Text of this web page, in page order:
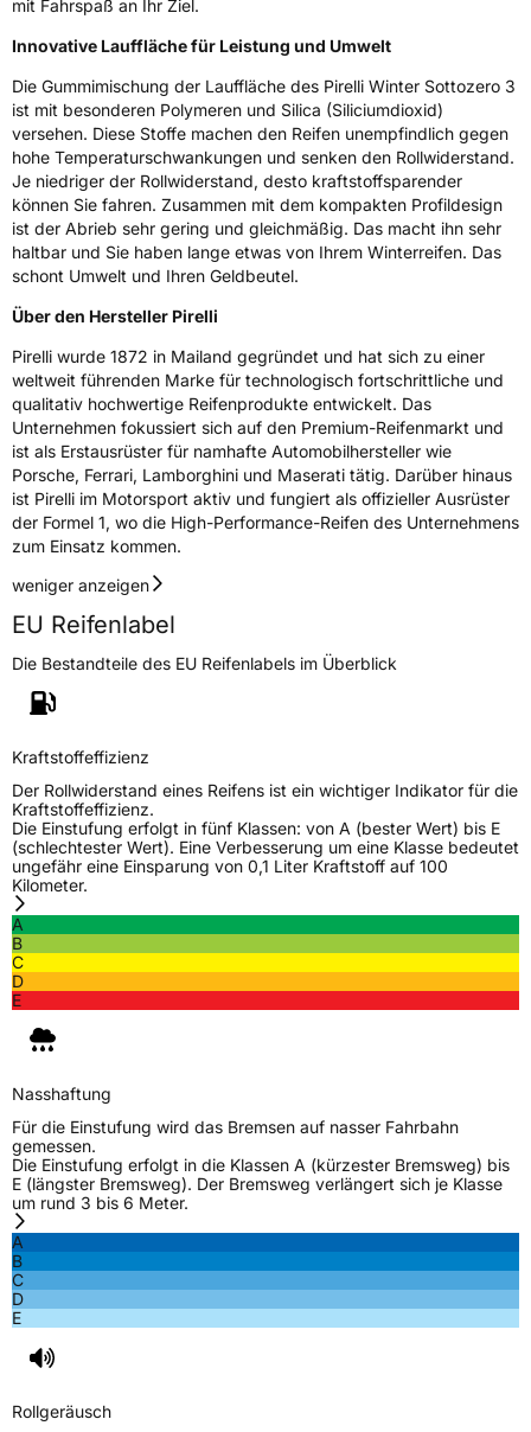
mit Fahrspaß an Ihr Ziel.
Innovative Lauffläche für Leistung und Umwelt
Die Gummimischung der Lauffläche des Pirelli Winter Sottozero 3
ist mit besonderen Polymeren und Silica (Siliciumdioxid)
versehen. Diese Stoffe machen den Reifen unempfindlich gegen
hohe Temperaturschwankungen und senken den Rollwiderstand.
Je niedriger der Rollwiderstand, desto kraftstoffsparender
können Sie fahren. Zusammen mit dem kompakten Profildesign
ist der Abrieb sehr gering und gleichmäßig. Das macht ihn sehr
haltbar und Sie haben lange etwas von Ihrem Winterreifen. Das
schont Umwelt und Ihren Geldbeutel.
Über den Hersteller Pirelli
Pirelli wurde 1872 in Mailand gegründet und hat sich zu einer
weltweit führenden Marke für technologisch fortschrittliche und
qualitativ hochwertige Reifenprodukte entwickelt. Das
Unternehmen fokussiert sich auf den Premium-Reifenmarkt und
ist als Erstausrüster für namhafte Automobilhersteller wie
Porsche, Ferrari, Lamborghini und Maserati tätig. Darüber hinaus
ist Pirelli im Motorsport aktiv und fungiert als offizieller Ausrüster
der Formel 1, wo die High-Performance-Reifen des Unternehmens
zum Einsatz kommen.
weniger anzeigen
EU Reifenlabel
Die Bestandteile des EU Reifenlabels im Überblick
Kraftstoffeffizienz
Der Rollwiderstand eines Reifens ist ein wichtiger Indikator für die
Kraftstoffeffizienz.
Die Einstufung erfolgt in fünf Klassen: von A (bester Wert) bis E
(schlechtester Wert). Eine Verbesserung um eine Klasse bedeutet
ungefähr eine Einsparung von 0,1 Liter Kraftstoff auf 100
Kilometer.
A
B
C
D
E
Nasshaftung
Für die Einstufung wird das Bremsen auf nasser Fahrbahn
gemessen.
Die Einstufung erfolgt in die Klassen A (kürzester Bremsweg) bis
E (längster Bremsweg). Der Bremsweg verlängert sich je Klasse
um rund 3 bis 6 Meter.
A
B
C
D
E
Rollgeräusch